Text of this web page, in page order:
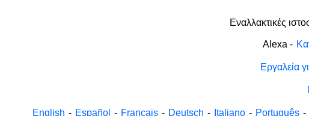
Εναλλακτικές
Alexa -
Εργαλεία
English - Español - Français - Deutsch - Italiano - Português -